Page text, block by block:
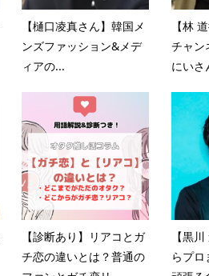
【樋口凌真さん】韓国メ
ンズファッション&メデ
ィアの...
【林
チャン
にいさ
【診断あり】リアコとガ
チ恋の違いとは？普通の
【黒
らプ